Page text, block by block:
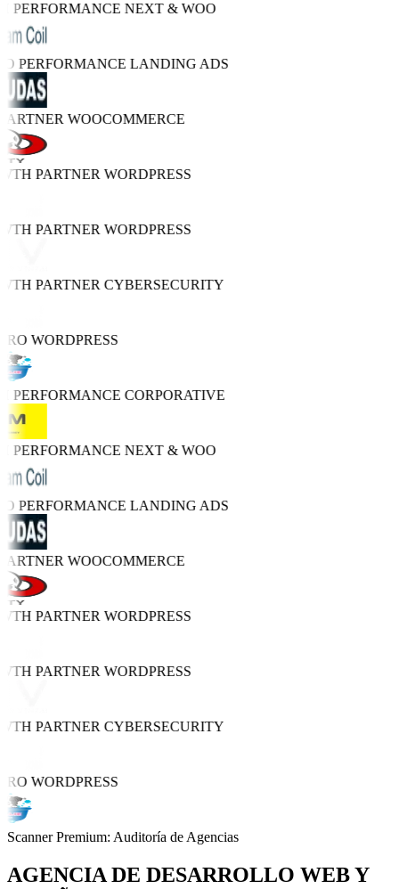
PERFORMANCENEXT & WOO
PERFORMANCELANDING ADS
WOOCOMMERCE
PARTNERWORDPRESS
PARTNERWORDPRESS
PARTNERCYBERSECURITY
WORDPRESS
PERFORMANCECORPORATIVE
PERFORMANCENEXT & WOO
PERFORMANCELANDING ADS
WOOCOMMERCE
PARTNERWORDPRESS
PARTNERWORDPRESS
PARTNERCYBERSECURITY
WORDPRESS
Scanner Premium: Auditoría de Agencias
AGENCIA DE DESARROLLO WEB Y